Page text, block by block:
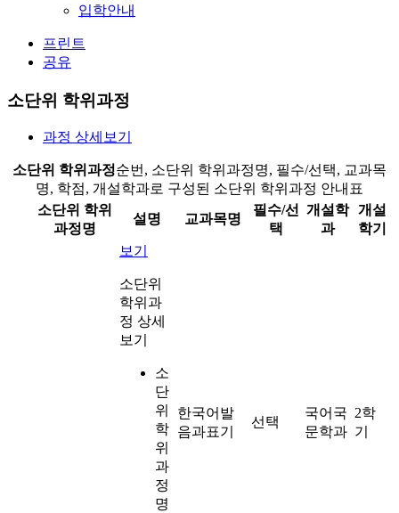
입학안내
프린트
공유
소단위 학위과정
과정 상세보기
소단위 학위과정순번, 소단위 학위과정명, 필수/선택, 교과목
명, 학점, 개설학과로 구성된 소단위 학위과정 안내표
소단위 학위
과정명
설명 교과목명
필수/선
택
개설학
과
개설
학기
보기
소단위
학위과
정 상세
보기
소
단
위
학
위
과
정
명
한국어발
음과표기
선택
국어국
문학과
2학
기